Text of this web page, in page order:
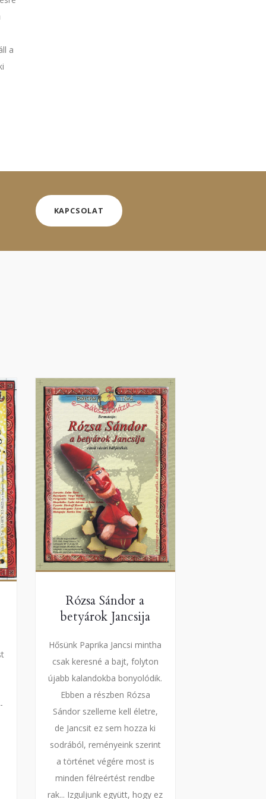
a
KAPCSOLAT
Rózsa Sándor a
betyárok Jancsija
Hősünk Paprika Jancsi mintha
csak keresné a bajt, folyton
újabb kalandokba bonyolódik.
Ebben a részben Rózsa
Sándor szelleme kell életre,
de Jancsit ez sem hozza ki
sodrából, reményeink szerint
a történet végére most is
minden félreértést rendbe
rak... Izguljunk együtt, hogy ez